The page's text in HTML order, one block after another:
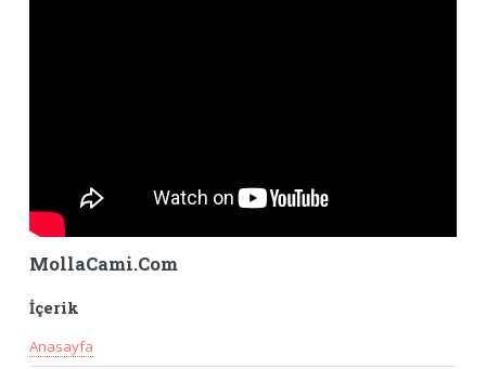
MollaCami.Com
İçerik
Anasayfa